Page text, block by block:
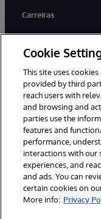
Carreiras
twitter
© 1996-2022
direitos reservados.
Avisos/Termos &
Garantia
Cookie
This site uses
provided by third
reach users with
and browsing and
parties use the
features and
performance,
interactions with our
experiences, and
and ads. You can
certain cookies on
More info: Privacy